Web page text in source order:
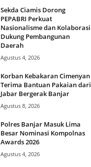
Sekda Ciamis Dorong
PEPABRI Perkuat
Nasionalisme dan Kolaborasi
Dukung Pembangunan
Daerah
Agustus 4, 2026
Korban Kebakaran Cimenyan
Terima Bantuan Pakaian dari
Jabar Bergerak Banjar
Agustus 8, 2026
Polres Banjar Masuk Lima
Besar Nominasi Kompolnas
Awards 2026
Agustus 4, 2026